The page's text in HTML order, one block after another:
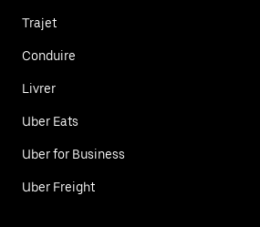
Trajet
Conduire
Livrer
Uber Eats
Uber for Business
Uber Freight